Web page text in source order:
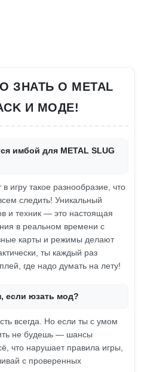
ЗНАТЬ О METAL
И МОДЕ!
имбой для METAL SLUG
игру такое разнообразие, что
следить! Уникальный
и техник — это настоящая
в реальном времени с
карты и режимы делают
ты каждый раз
где надо думать на лету!
если юзать мод?
всегда. Но если ты с умом
не будешь — шансы
что нарушает правила игры,
с проверенных